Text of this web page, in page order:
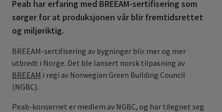
Peab har erfaring med BREEAM-sertifisering som
sørger for at produksjonen vår blir fremtidsrettet
og miljøriktig.
BREEAM-sertifisering av bygninger blir mer og mer
utbredt i Norge. Det ble lansert norsk tilpasning av
BREEAM i regi av Norwegian Green Building Council
(NGBC).
Peab-konsernet er medlem av NGBC, og har tilegnet seg